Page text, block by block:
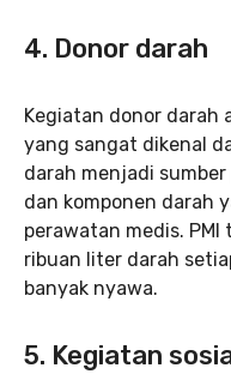
4. Donor darah
Kegiatan donor darah
yang sangat dikenal
darah menjadi
dan komponen darah
perawatan medis.
ribuan liter darah
banyak nyawa.
5. Kegiatan